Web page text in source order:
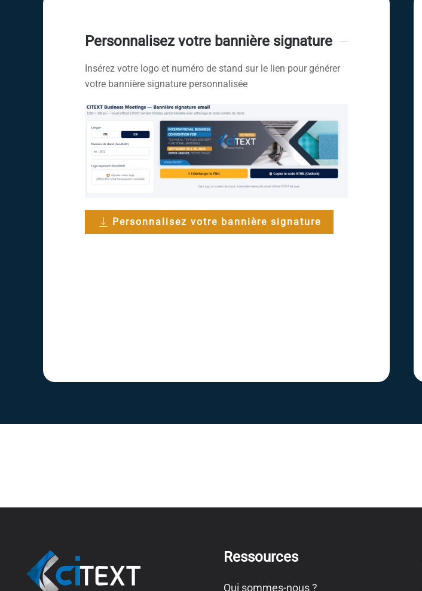
Personnalisez votre bannière signature
Insérez votre logo et numéro de stand sur le lien pour générer
votre bannière signature personnalisée
Personnalisez votre bannière signature
Ressources
Qui sommes-nous ?